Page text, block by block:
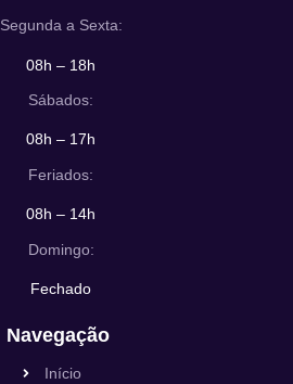
Segunda a Sexta:
08h – 18h
Sábados:
08h – 17h
Feriados:
08h – 14h
Domingo:
Fechado
Navegação
Início